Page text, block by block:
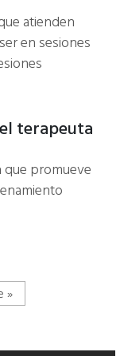
atienden
en sesiones
terapeuta
que promueve
»